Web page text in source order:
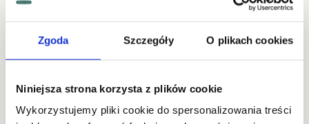
Zgoda Szczegóły O plikach cookies
Niniejsza strona korzysta z plików cookie
Wykorzystujemy pliki cookie do spersonalizowania treści